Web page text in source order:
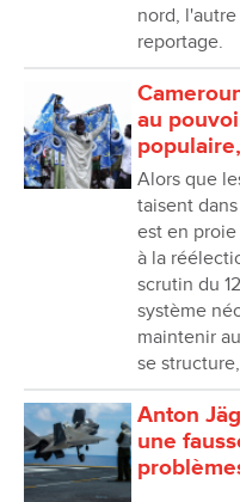
nord,
reportage.
au
Alors que
taisent
est en
à la
scrutin du
système
maintenir
se
Anton
une